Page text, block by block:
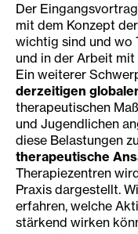
Der
mit dem Konzept der
wichtig sind und wo
und in der Arbeit mit
Ein weiterer
derzeitigen
therapeutischen
und Jugendlichen
diese Belastungen
therapeutische
Therapiezentren
Praxis dargestellt.
erfahren, welche
stärkend wirken